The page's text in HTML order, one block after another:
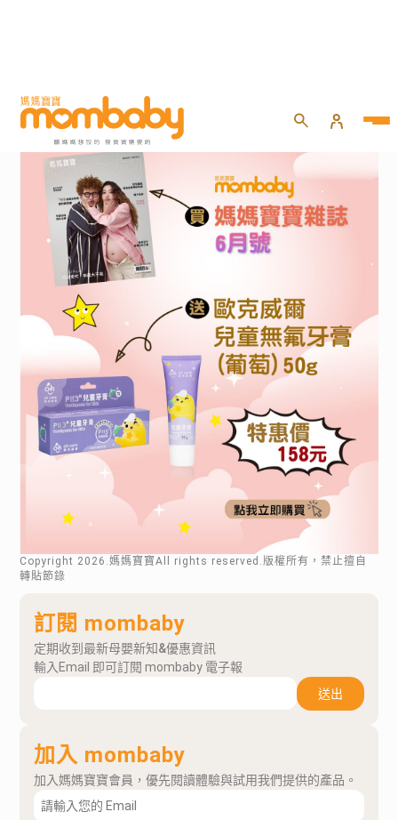
Copyright 2026 .媽媽寶寶All rights reserved.版權所有，禁止擅自
轉貼節錄
訂閱 mombaby
定期收到最新母嬰新知&優惠資訊
輸入Email 即可訂閱 mombaby 電子報
送出
加入 mombaby
加入媽媽寶寶會員，優先閱讀體驗與試用我們提供的產品。